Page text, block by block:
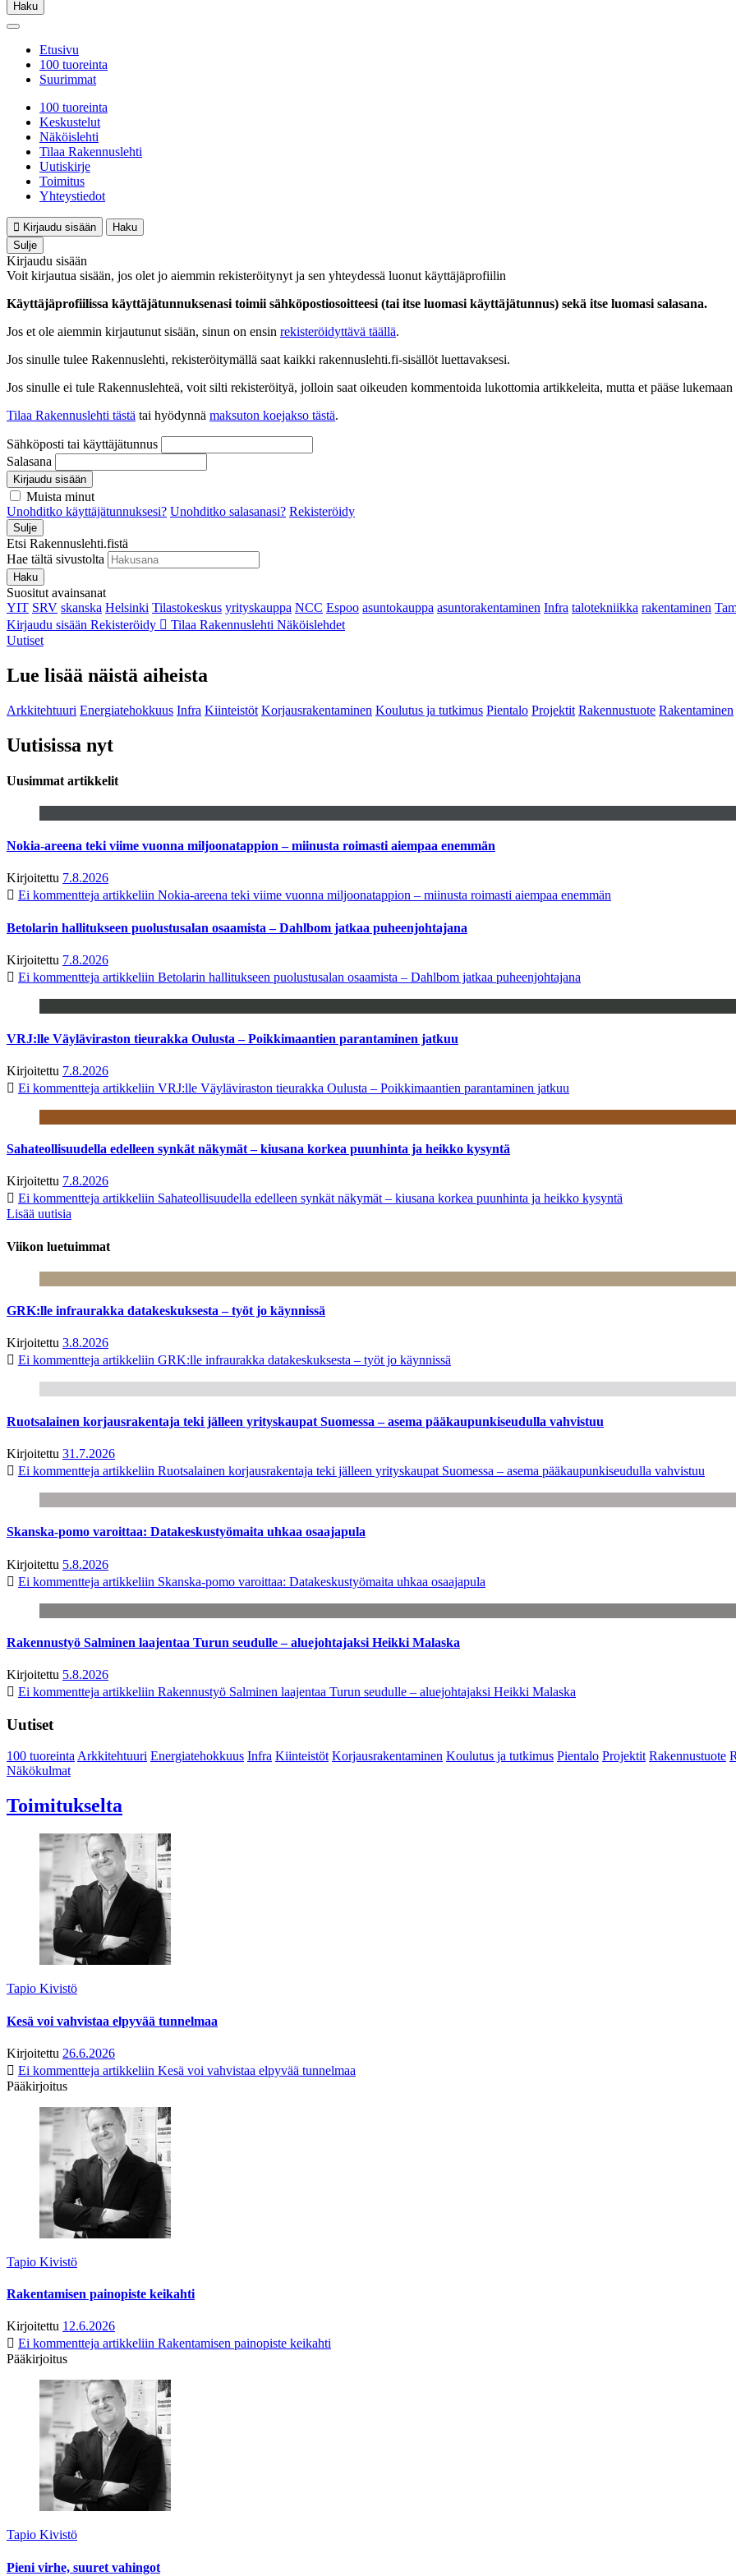
Haku
Etusivu
100 tuoreinta
Suurimmat
100 tuoreinta
Keskustelut
Näköislehti
Tilaa Rakennuslehti
Uutiskirje
Toimitus
Yhteystiedot
Kirjaudu sisään
Haku
Sulje
Kirjaudu sisään
Voit kirjautua sisään, jos olet jo aiemmin rekisteröitynyt ja sen yhteydessä luonut käyttäjäprofiilin
Käyttäjäprofiilissa käyttäjätunnuksenasi toimii sähköpostiosoitteesi (tai itse luomasi käyttäjätunnus) sekä itse luomasi salasana.
Jos et ole aiemmin kirjautunut sisään, sinun on ensin rekisteröidyttävä täällä.
Jos sinulle tulee Rakennuslehti, rekisteröitymällä saat kaikki rakennuslehti.fi-sisällöt luettavaksesi.
Jos sinulle ei tule Rakennuslehteä, voit silti rekisteröityä, jolloin saat oikeuden kommentoida lukottomia artikkeleita, mutta et pääse
Tilaa Rakennuslehti tästä tai hyödynnä maksuton koejakso tästä.
Sähköposti tai käyttäjätunnus
Salasana
Kirjaudu sisään
Muista minut
Unohditko käyttäjätunnuksesi? Unohditko salasanasi? Rekisteröidy
Sulje
Etsi Rakennuslehti.fistä
Hae tältä sivustolta
Haku
Suositut avainsanat
YIT SRV skanska Helsinki Tilastokeskus yrityskauppa NCC Espoo asuntokauppa asuntorakentaminen Infra talotekniikka rakentaminen
Kirjaudu sisään Rekisteröidy Tilaa Rakennuslehti Näköislehdet
Uutiset
Lue lisää näistä aiheista
Arkkitehtuuri Energiatehokkuus Infra Kiinteistöt Korjausrakentaminen Koulutus ja tutkimus Pientalo Projektit Rakennustuote Rakentaminen
Uutisissa nyt
Uusimmat artikkelit
Nokia-areena teki viime vuonna miljoonatappion – miinusta roimasti aiempaa enemmän
Kirjoitettu 7.8.2026
Ei kommentteja artikkeliin Nokia-areena teki viime vuonna miljoonatappion – miinusta roimasti aiempaa enemmän
Betolarin hallitukseen puolustusalan osaamista – Dahlbom jatkaa puheenjohtajana
Kirjoitettu 7.8.2026
Ei kommentteja artikkeliin Betolarin hallitukseen puolustusalan osaamista – Dahlbom jatkaa puheenjohtajana
VRJ:lle Väyläviraston tieurakka Oulusta – Poikkimaantien parantaminen jatkuu
Kirjoitettu 7.8.2026
Ei kommentteja artikkeliin VRJ:lle Väyläviraston tieurakka Oulusta – Poikkimaantien parantaminen jatkuu
Sahateollisuudella edelleen synkät näkymät – kiusana korkea puunhinta ja heikko kysyntä
Kirjoitettu 7.8.2026
Ei kommentteja artikkeliin Sahateollisuudella edelleen synkät näkymät – kiusana korkea puunhinta ja heikko kysyntä
Lisää uutisia
Viikon luetuimmat
GRK:lle infraurakka datakeskuksesta – työt jo käynnissä
Kirjoitettu 3.8.2026
Ei kommentteja artikkeliin GRK:lle infraurakka datakeskuksesta – työt jo käynnissä
Ruotsalainen korjausrakentaja teki jälleen yrityskaupat Suomessa – asema pääkaupunkiseudulla vahvistuu
Kirjoitettu 31.7.2026
Ei kommentteja artikkeliin Ruotsalainen korjausrakentaja teki jälleen yrityskaupat Suomessa – asema pääkaupunkiseudulla vahvistuu
Skanska-pomo varoittaa: Datakeskustyömaita uhkaa osaajapula
Kirjoitettu 5.8.2026
Ei kommentteja artikkeliin Skanska-pomo varoittaa: Datakeskustyömaita uhkaa osaajapula
Rakennustyö Salminen laajentaa Turun seudulle – aluejohtajaksi Heikki Malaska
Kirjoitettu 5.8.2026
Ei kommentteja artikkeliin Rakennustyö Salminen laajentaa Turun seudulle – aluejohtajaksi Heikki Malaska
Uutiset
100 tuoreintaArkkitehtuuri Energiatehokkuus Infra Kiinteistöt Korjausrakentaminen Koulutus ja tutkimus Pientalo Projektit Rakennustuote
Näkökulmat
Toimitukselta
Tapio Kivistö
Kesä voi vahvistaa elpyvää tunnelmaa
Kirjoitettu 26.6.2026
Ei kommentteja artikkeliin Kesä voi vahvistaa elpyvää tunnelmaa
Pääkirjoitus
Tapio Kivistö
Rakentamisen painopiste keikahti
Kirjoitettu 12.6.2026
Ei kommentteja artikkeliin Rakentamisen painopiste keikahti
Pääkirjoitus
Tapio Kivistö
Pieni virhe, suuret vahingot